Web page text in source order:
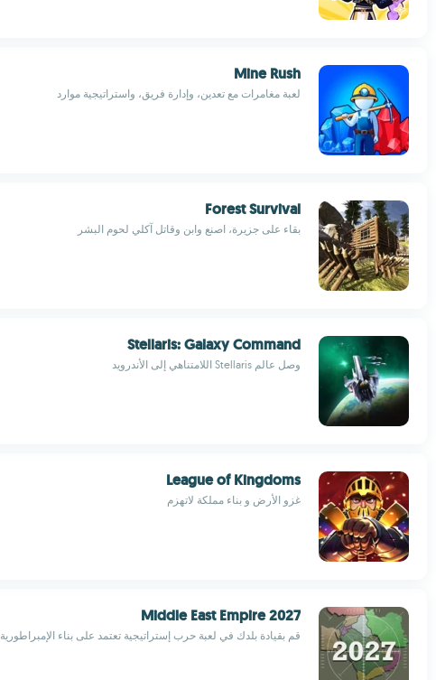
Mine Rush
لعبة مغامرات مع تعدين، وإدارة فريق، واستراتيجية موارد
Forest Survival
بقاء على جزيرة، اصنع وابنِ وقاتل آكلي لحوم البشر
Stellaris: Galaxy Command
وصل عالم Stellaris اللامتناهي إلى الأندرويد
League of Kingdoms
غزو الأرض و بناء مملكة لاتهزم
Middle East Empire 2027
قم بقيادة بلدك في لعبة حرب إستراتيجية تعتمد على بناء الإمبراطورية